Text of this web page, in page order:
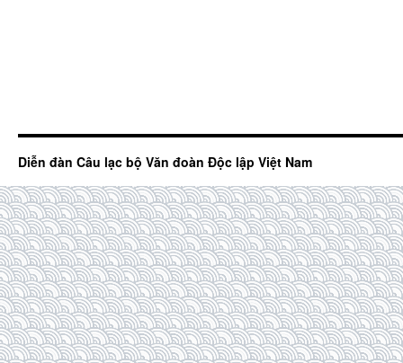
Diễn đàn Câu lạc bộ Văn đoàn Độc lập Việt Nam